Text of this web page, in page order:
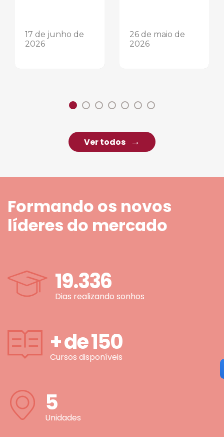
17 de junho de
2026
26 de maio de
2026
Ver todos
Formando os novos
líderes do mercado
19.336
Dias realizando sonhos
+ de150
Cursos disponíveis
5
Unidades